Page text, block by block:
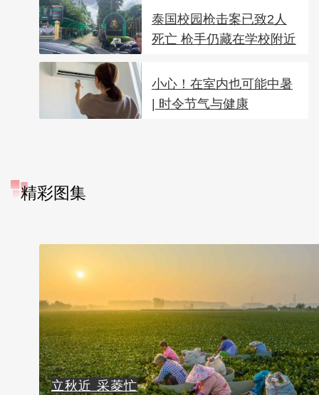
泰国校园枪击案已致2人
死亡 枪手仍藏在学校附近
小心！在室内也可能中暑
| 时令节气与健康
精彩图集
立秋近 采菱忙